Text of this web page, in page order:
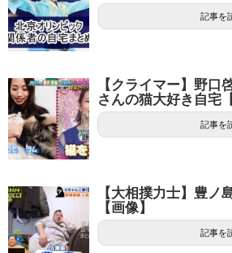
記事を
【クライマー】野口
さんの猫大好き自宅
記事を
【大相撲力士】豊ノ
【画像】
記事を